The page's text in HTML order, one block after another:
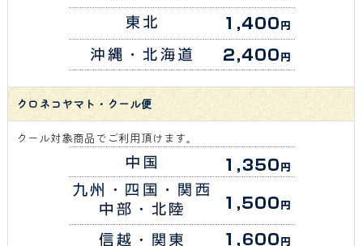
クロネコヤマト・クール便
クール対象商品でご利用頂けます。